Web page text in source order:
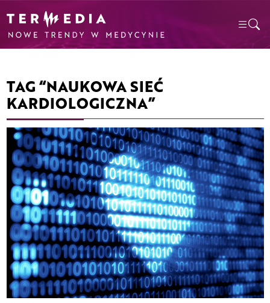
TAG “NAUKOWA SIEĆ
KARDIOLOGICZNA”